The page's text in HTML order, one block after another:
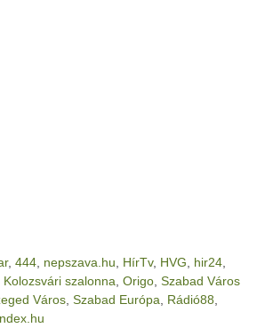
, 444 nepszava.hu HírTv, HVG hir24
Kolozsvári szalonna Origo Szabad Város
Város Szabad Európa Rádió88